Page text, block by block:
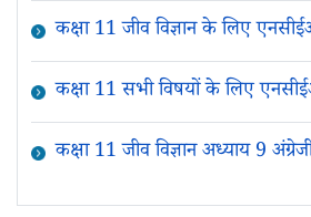
कक्षा 11 जीव विज्ञान के लिए
कक्षा 11 सभी विषयों के लिए
कक्षा 11 जीव विज्ञान अध्याय 9